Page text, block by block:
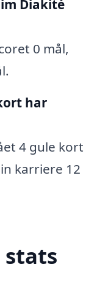
Diakité
0 mål,
har
4 gule kort
karriere 12